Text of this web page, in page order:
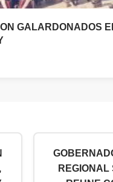
GALARDONADOS
REGIONAL